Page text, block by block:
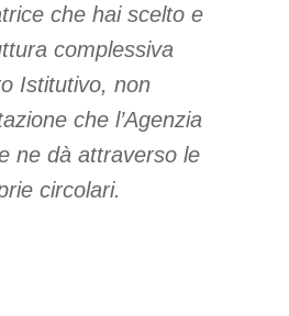
che hai scelto e
complessiva
Istitutivo, non
che l’Agenzia
ne dà attraverso le
circolari.